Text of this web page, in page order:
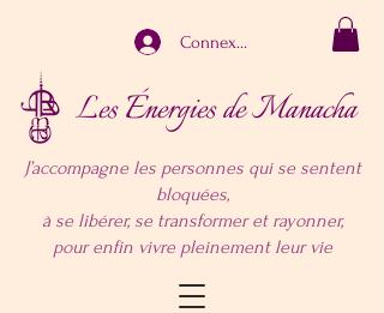
Connexion
Les Énergies de Manacha
J’accompagne les personnes qui se sentent
bloquées,
à se libérer, se transformer et rayonner,
pour enfin vivre pleinement leur vie